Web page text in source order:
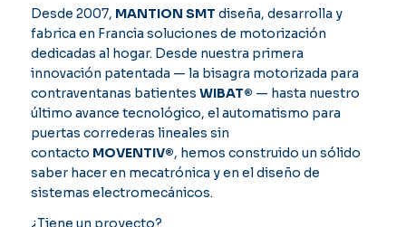
Desde 2007, MANTION SMT diseña, desarrolla y
fabrica en Francia soluciones de motorización
dedicadas al hogar. Desde nuestra primera
innovación patentada — la bisagra motorizada para
contraventanas batientes WIBAT® — hasta nuestro
último avance tecnológico, el automatismo para
puertas correderas lineales sin
contacto MOVENTIV®, hemos construido un sólido
saber hacer en mecatrónica y en el diseño de
sistemas electromecánicos.
¿Tiene un proyecto?